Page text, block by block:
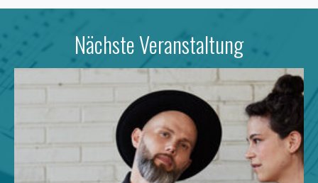
Nächste Veranstaltung